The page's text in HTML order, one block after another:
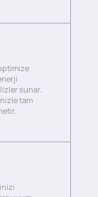
sunar.
tam